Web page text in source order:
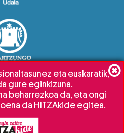
eta euskaratik,
gure eginkizuna.
beharrezkoa da, eta ongi
da HITZAkide egitea.